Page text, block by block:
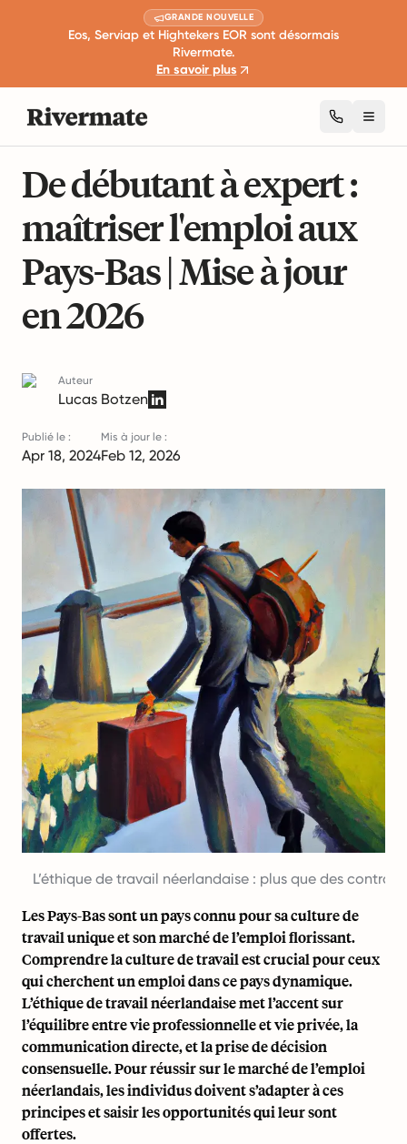
GRANDE NOUVELLE
Eos, Serviap et Hightekers EOR sont désormais
Rivermate.
En savoir plus
De débutant à expert :
maîtriser l'emploi aux
Pays-Bas | Mise à jour
en 2026
Auteur
Lucas Botzen
Publié le :
Apr 18, 2024
Mis à jour le :
Feb 12, 2026
L’éthique de travail néerlandaise : plus que des contrats
Les Pays-Bas sont un pays connu pour sa culture de
travail unique et son marché de l’emploi florissant.
Comprendre la culture de travail est crucial pour ceux
qui cherchent un emploi dans ce pays dynamique.
L’éthique de travail néerlandaise met l’accent sur
l’équilibre entre vie professionnelle et vie privée, la
communication directe, et la prise de décision
consensuelle. Pour réussir sur le marché de l’emploi
néerlandais, les individus doivent s’adapter à ces
principes et saisir les opportunités qui leur sont
offertes.